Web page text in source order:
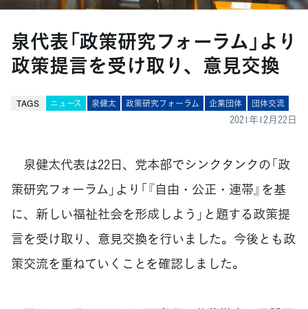
泉代表「政策研究フォーラム」より
政策提言を受け取り、意見交換
TAGS ニュース 泉健太 政策研究フォーラム 企業団体 団体交流
2021年12月22日
泉健太代表は22日、党本部でシンクタンクの「政
策研究フォーラム」より「『自由・公正・連帯』を基
に、新しい福祉社会を形成しよう」と題する政策提
言を受け取り、意見交換を行いました。今後とも政
策交流を重ねていくことを確認しました。